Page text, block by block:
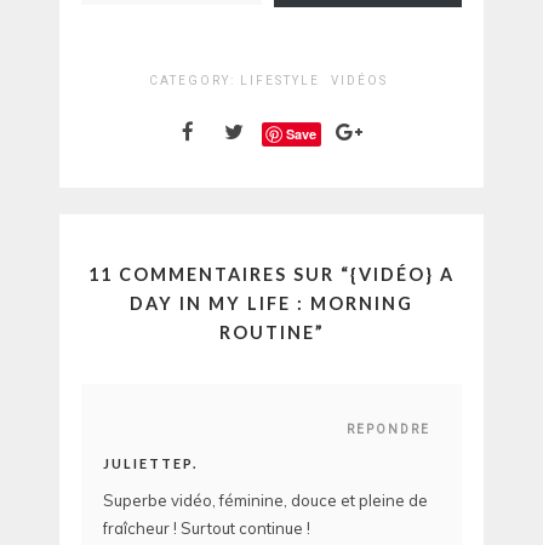
CATEGORY: LIFESTYLE VIDÉOS
Save
11 COMMENTAIRES SUR “{VIDÉO} A
DAY IN MY LIFE : MORNING
ROUTINE”
REPONDRE
JULIETTEP.
Superbe vidéo, féminine, douce et pleine de
fraîcheur ! Surtout continue !